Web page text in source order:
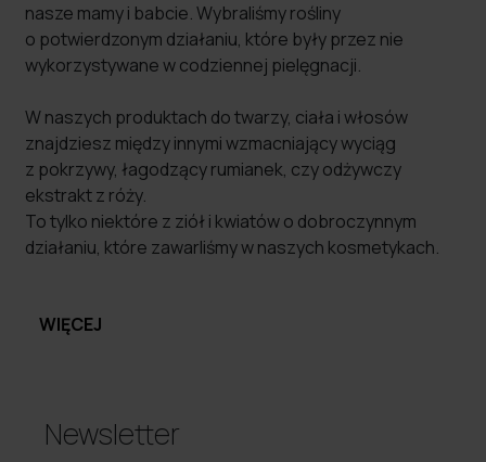
nasze mamy i babcie. Wybraliśmy rośliny
o potwierdzonym działaniu, które były przez nie
wykorzystywane w codziennej pielęgnacji.
W naszych produktach do twarzy, ciała i włosów
znajdziesz między innymi wzmacniający wyciąg
z pokrzywy, łagodzący rumianek, czy odżywczy
ekstrakt z róży.
To tylko niektóre z ziół i kwiatów o dobroczynnym
działaniu, które zawarliśmy w naszych kosmetykach.
WIĘCEJ
Newsletter